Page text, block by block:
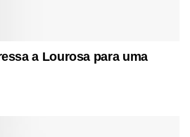
a Lourosa para uma